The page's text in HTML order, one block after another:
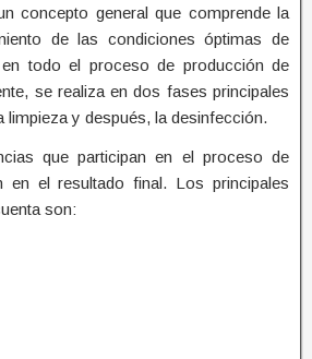
concepto general que comprende la
de las condiciones óptimas de
todo el proceso de producción de
se realiza en dos fases principales
limpieza y después, la desinfección.
que participan en el proceso de
en el resultado final. Los principales
son: